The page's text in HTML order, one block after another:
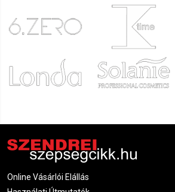
Online Vásárlói Elállás